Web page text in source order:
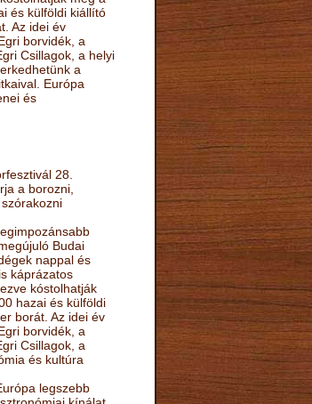
és külföldi kiállító
Az idei év
borvidék, a
Csillagok, a helyi
a
Európa
és
28.
a borozni,
Budai
nappal és
káprázatos
kóstolhatják
hazai és külföldi
borát. Az idei év
borvidék, a
Csillagok, a
és kultúra
legszebb